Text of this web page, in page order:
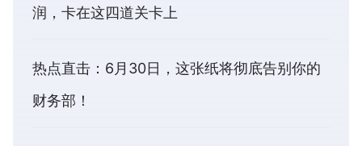
润，卡在这四道关卡上
热点直击：6月30日，这张纸将彻底告别你的
财务部！